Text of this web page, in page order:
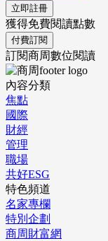
立即註冊
獲得免費閱讀點數
付費訂閱
訂閱商周數位閱讀
內容分類
焦點
國際
財經
管理
職場
共好ESG
特色頻道
名家專欄
特別企劃
商周財富網